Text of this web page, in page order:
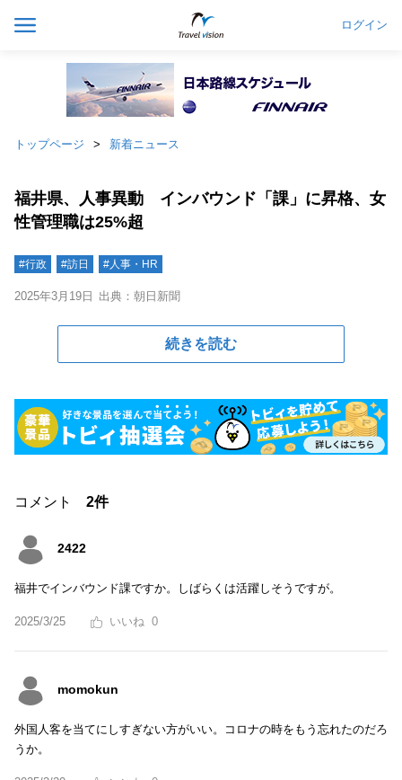
ログイン
トップページ 新着ニュース
福井県、人事異動 インバウンド「課」に昇格、女
性管理職は25%超
#行政 #訪日 #人事・HR
2025年3月19日 出典：朝日新聞
続きを読む
コメント 2件
2422
福井でインバウンド課ですか。しばらくは活躍しそうですが。
2025/3/25 0
momokun
外国人客を当てにしすぎない方がいい。コロナの時をもう忘れたのだろ
うか。